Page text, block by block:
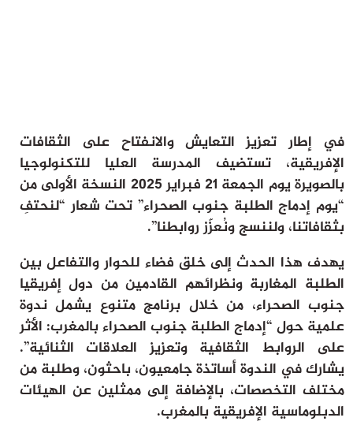
في إطار تعزيز التعايش والانفتاح على الثقافات
الإفريقية، تستضيف المدرسة العليا للتكنولوجيا
بالصويرة يوم الجمعة 21 فبراير 2025 النسخة الأولى من
“يوم إدماج الطلبة جنوب الصحراء” تحت شعار “لنحتفِ
بثقافاتنا، ولننسج ونُعزّز روابطنا”.
يهدف هذا الحدث إلى خلق فضاء للحوار والتفاعل بين
الطلبة المغاربة ونظرائهم القادمين من دول إفريقيا
جنوب الصحراء، من خلال برنامج متنوع يشمل ندوة
علمية حول “إدماج الطلبة جنوب الصحراء بالمغرب: الأثر
على الروابط الثقافية وتعزيز العلاقات الثنائية”.
يشارك في الندوة أساتذة جامعيون، باحثون، وطلبة من
مختلف التخصصات، بالإضافة إلى ممثلين عن الهيئات
الدبلوماسية الإفريقية بالمغرب.